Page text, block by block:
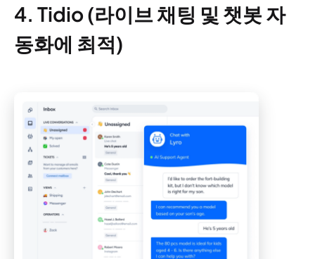
4. Tidio (라이브 채팅 및 챗봇 자
동화에 최적)